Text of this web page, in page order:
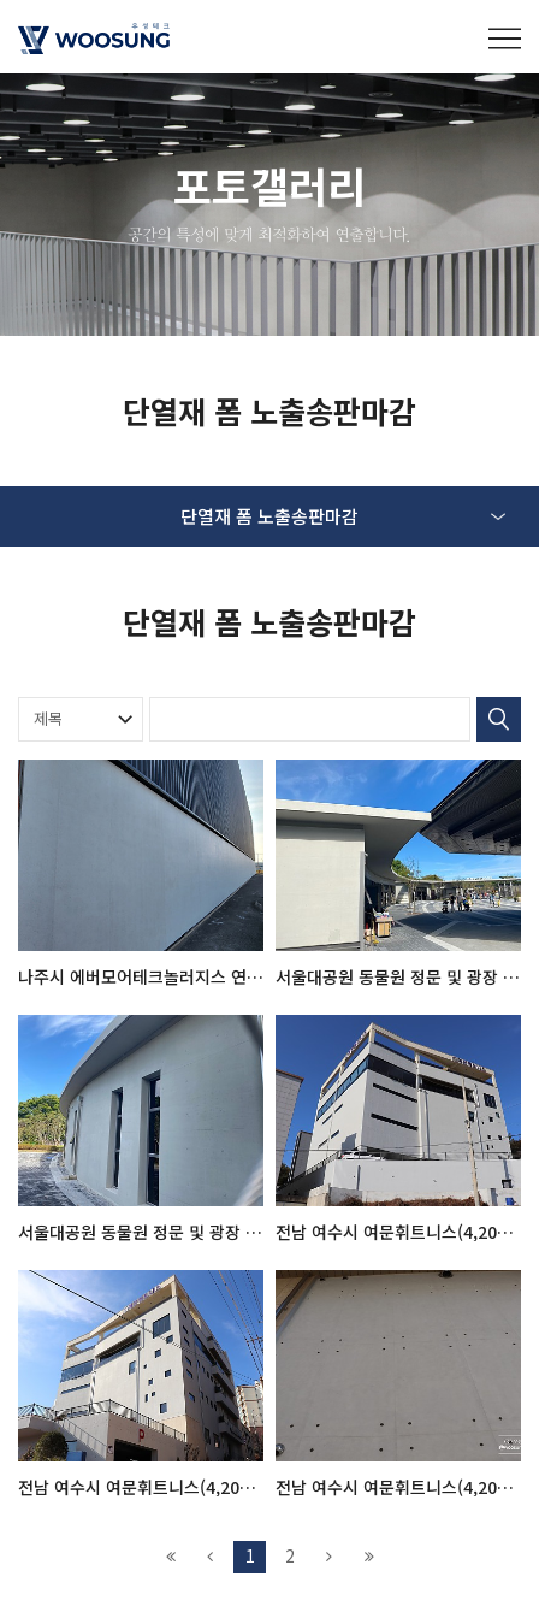
포토갤러리
공간의 특성에 맞게 최적화하여 연출합니다.
단열재 폼 노출송판마감
단열재 폼 노출송판마감
단열재 폼 노출송판마감
나주시 에버모어테크놀러지스 연구소 시공전후 서울대공원 동물원 정문 및 광장 시공전후
서울대공원 동물원 정문 및 광장 시공전후 전남 여수시 여문휘트니스(4,200m2)시공전후
전남 여수시 여문휘트니스(4,200m2)시공전후 전남 여수시 여문휘트니스(4,200m2)시공전후
1 2